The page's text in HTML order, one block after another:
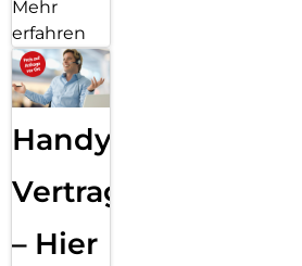
Mehr
erfahren
Handy
Vertragsabwicklung
– Hier